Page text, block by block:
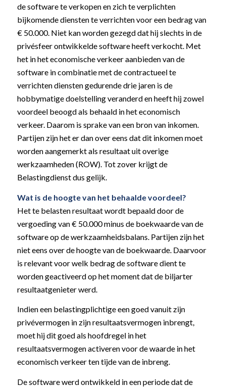
de software te verkopen en zich te verplichten
bijkomende diensten te verrichten voor een bedrag van
€ 50.000. Niet kan worden gezegd dat hij slechts in de
privésfeer ontwikkelde software heeft verkocht. Met
het in het economische verkeer aanbieden van de
software in combinatie met de contractueel te
verrichten diensten gedurende drie jaren is de
hobbymatige doelstelling veranderd en heeft hij zowel
voordeel beoogd als behaald in het economisch
verkeer. Daarom is sprake van een bron van inkomen.
Partijen zijn het er dan over eens dat dit inkomen moet
worden aangemerkt als resultaat uit overige
werkzaamheden (ROW). Tot zover krijgt de
Belastingdienst dus gelijk.
Wat is de hoogte van het behaalde voordeel?
Het te belasten resultaat wordt bepaald door de
vergoeding van € 50.000 minus de boekwaarde van de
software op de werkzaamheidsbalans. Partijen zijn het
niet eens over de hoogte van de boekwaarde. Daarvoor
is relevant voor welk bedrag de software dient te
worden geactiveerd op het moment dat de biljarter
resultaatgenieter werd.
Indien een belastingplichtige een goed vanuit zijn
privévermogen in zijn resultaatsvermogen inbrengt,
moet hij dit goed als hoofdregel in het
resultaatsvermogen activeren voor de waarde in het
economisch verkeer ten tijde van de inbreng.
De software werd ontwikkeld in een periode dat de